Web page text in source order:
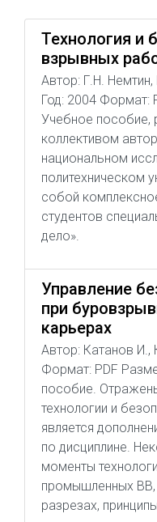
Технология и
взрывных
Автор: Г.Н.
Год: 2004 Формат:
Учебное пособие,
коллективом
национальном
политехническом
собой
студентов
дело».
Управление
при
карьерах
Автор: Катанов И.,
Формат: PDF
пособие.
технологии и
является
по дисциплине.
моменты
промышленных ВВ,
разрезах,